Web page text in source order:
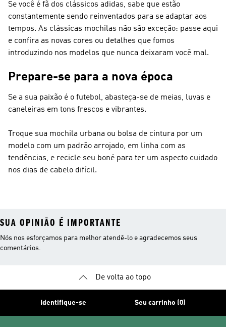
Se você é fã dos clássicos adidas, sabe que estão
constantemente sendo reinventados para se adaptar aos
tempos. As clássicas mochilas não são exceção: passe aqui
e confira as novas cores ou detalhes que fomos
introduzindo nos modelos que nunca deixaram você mal.
Prepare-se para a nova época
Se a sua paixão é o futebol, abasteça-se de meias, luvas e
caneleiras em tons frescos e vibrantes.
Troque sua mochila urbana ou bolsa de cintura por um
modelo com um padrão arrojado, em linha com as
tendências, e recicle seu boné para ter um aspecto cuidado
nos dias de cabelo difícil.
SUA OPINIÃO É IMPORTANTE
Nós nos esforçamos para melhor atendê-lo e agradecemos seus
comentários.
De volta ao topo
Identifique-se Seu carrinho (0)